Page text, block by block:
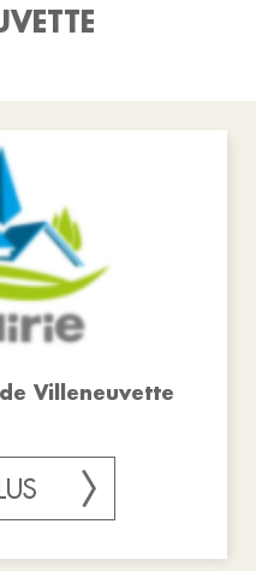
Villeneuvette